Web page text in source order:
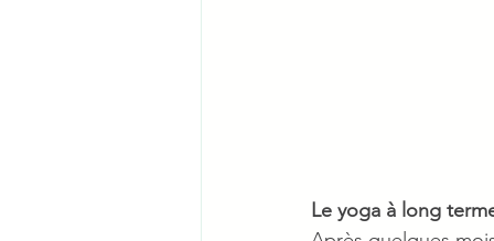
Le yoga à long